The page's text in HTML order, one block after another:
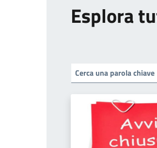
Esplora